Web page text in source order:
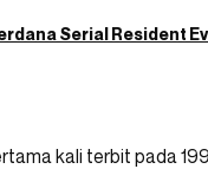
Serial Resident
kali terbit pada